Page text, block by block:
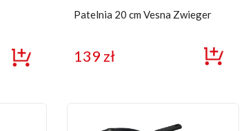
Patelnia 20 cm Vesna Zwieger
139zł